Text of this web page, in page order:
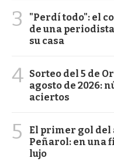
3
"Perdí todo": el
de una
su casa
4 Sorteo del 5 de
agosto de 2026:
aciertos
5
El primer gol del
Peñarol: en una
lujo